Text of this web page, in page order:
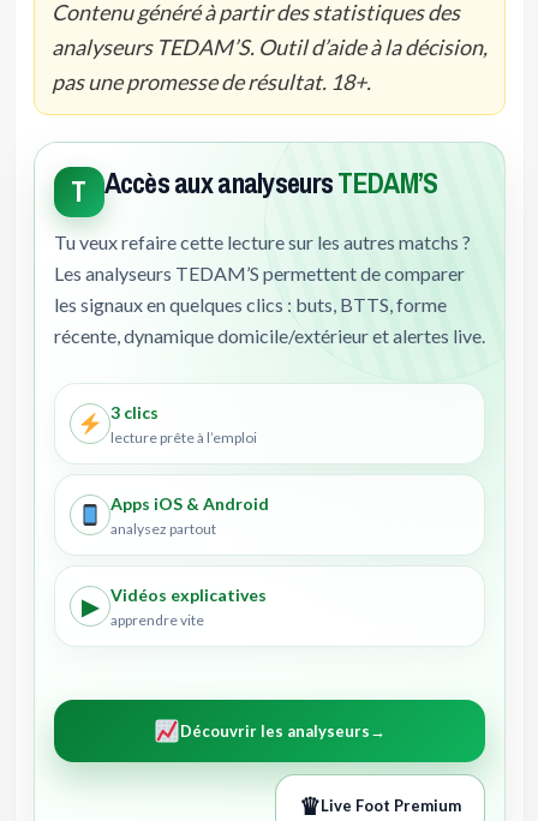
Contenu généré à partir des statistiques des
analyseurs TEDAM’S. Outil d’aide à la décision,
pas une promesse de résultat. 18+.
T Accès aux analyseursTEDAM’S
Tu veux refaire cette lecture sur les autres matchs ?
Les analyseurs TEDAM’S permettent de comparer
les signaux en quelques clics : buts, BTTS, forme
récente, dynamique domicile/extérieur et alertes live.
3 clics
lecture prête à l’emploi
Apps iOS & Android
analysez partout
▶ Vidéos explicatives
apprendre vite
Découvrir les analyseurs→
♛Live Foot Premium